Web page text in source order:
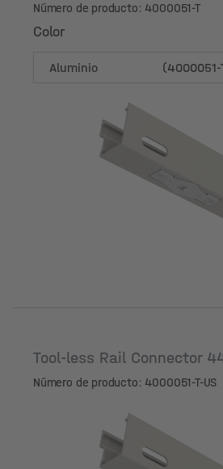
Número de producto: 4000051-T
Color
Tool-less Rail Connector
Número de producto: 4000051-T-US